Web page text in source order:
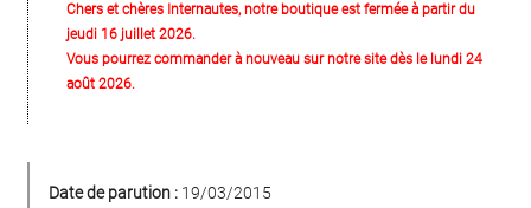
Chers et chères Internautes, notre boutique est fermée à partir du
jeudi 16 juillet 2026.
Vous pourrez commander à nouveau sur notre site dès le lundi 24
août 2026.
Date de parution : 19/03/2015